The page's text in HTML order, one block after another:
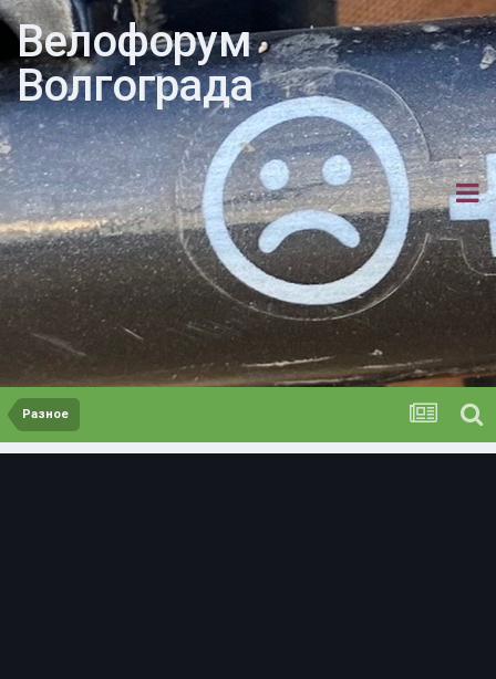
Велофорум
Волгограда
Разное